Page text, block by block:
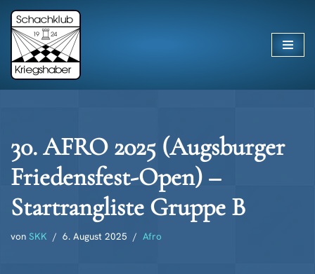
Zum
Inhalt
springen
30. AFRO 2025 (Augsburger
Friedensfest-Open) –
Startrangliste Gruppe B
von SKK 6. August 2025 Afro